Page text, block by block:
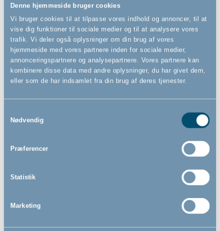
Denne hjemmeside bruger cookies
Vi bruger cookies til at tilpasse vores indhold og annoncer, til at
vise dig funktioner til sociale medier og til at analysere vores
trafik. Vi deler også oplysninger om din brug af vores
hjemmeside med vores partnere inden for sociale medier,
annonceringspartnere og analysepartnere. Vores partnere kan
kombinere disse data med andre oplysninger, du har givet dem,
eller som de har indsamlet fra din brug af deres tjenester.
Nødvendig
Præferencer
Statistik
Marketing
presmonteret sikkerhedsgitter være et oplagt valg, fordi du
undgår at skulle bore i dørkarmene eller væggen.
Hvis du bor i eget hus, kan et vægmonteret sikkerhedsgitter
være en god løsning, hvis du ved, at I skal bruge
sikkerhedsgitteret i døren i flere år.
gitre